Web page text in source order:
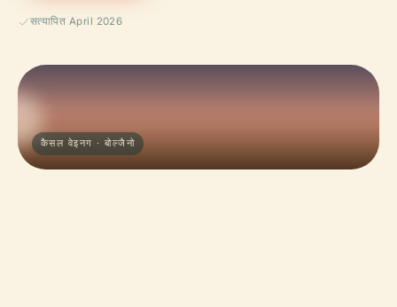
सत्यापित April 2026
कैसल वेइनग · बोल्जैनो